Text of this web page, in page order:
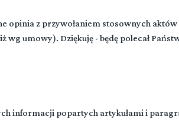
opinia z przywołaniem stosownych
wg umowy). Dziękuję - będę polecał
informacji popartych artykułami i